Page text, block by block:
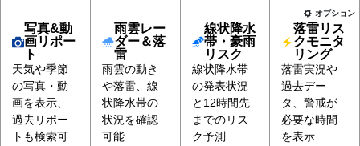
写真&動
画リポー
ト
天気や季節
の写真・動
画を表示、
過去リポー
トも検索可
雨雲レー
ダー＆落
雷
雨雲の動き
や落雷、線
状降水帯の
状況を確認
可能
線状降水
帯・豪雨
リスク
線状降水帯
の発表状況
と12時間先
までのリス
ク予測
落雷リス
クモニタ
リング
落雷実況や
過去デー
タ、警戒が
必要な時間
を表示
オプション